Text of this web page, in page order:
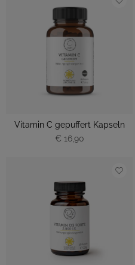
Vitamin C gepuffert Kapseln
€ 16,90